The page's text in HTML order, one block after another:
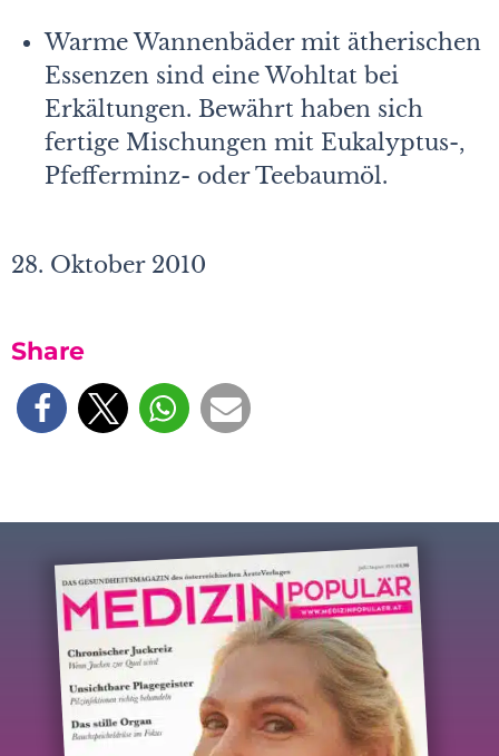
Warme Wannenbäder mit ätherischen
Essenzen sind eine Wohltat bei
Erkältungen. Bewährt haben sich
fertige Mischungen mit Eukalyptus-,
Pfefferminz- oder Teebaumöl.
28. Oktober 2010
Share